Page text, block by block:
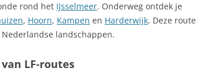
rond het IJsselmeer. Onderweg ontdek je
, Hoorn, Kampen en Harderwijk. Deze route
landschappen.
LF-routes